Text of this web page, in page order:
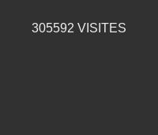
305592 VISITES